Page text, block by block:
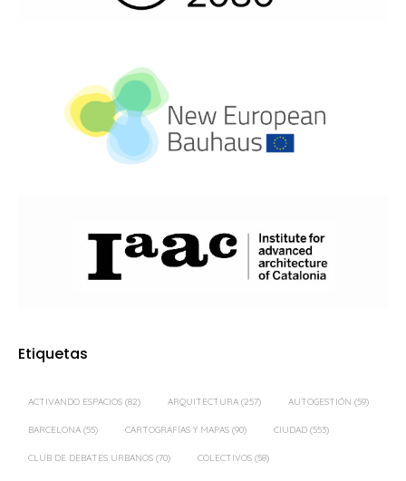
Etiquetas
ACTIVANDO ESPACIOS (82) ARQUITECTURA (257) AUTOGESTIÓN (59)
BARCELONA (55) CARTOGRAFÍAS Y MAPAS (90) CIUDAD (553)
CLUB DE DEBATES URBANOS (70) COLECTIVOS (58)